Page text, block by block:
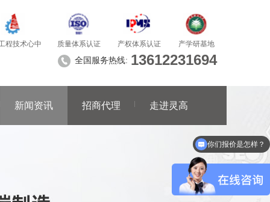
程技术心中 质量体系认证 产权体系认证 产学研基地
全国服务热线: 13612231694
新闻资讯 招商代理 走进灵高
可以做代理 / 经销商吗？